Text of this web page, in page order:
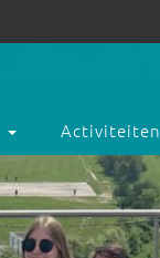
Activiteiten